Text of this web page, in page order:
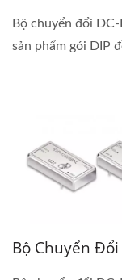
Bộ chuyển đổi
sản phẩm gói DIP
Bộ Chuyển Đổi